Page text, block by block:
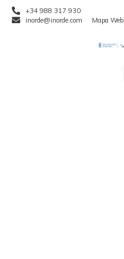
+34 988 317 930
inorde@inorde.com
Mapa Web